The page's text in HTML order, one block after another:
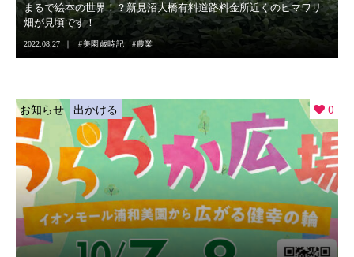
まるで絵本の世界！？新見沼大橋有料道路料金所近くのヒマワリ
畑が見頃です！
2022.08.27 美園歳時記 農業
お知らせ 出かける 0